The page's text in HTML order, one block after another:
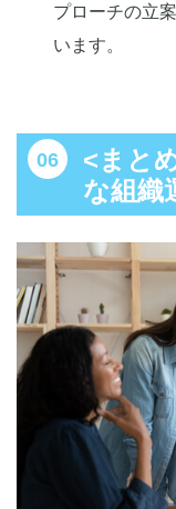
プローチの立
います。
<まと
な組織